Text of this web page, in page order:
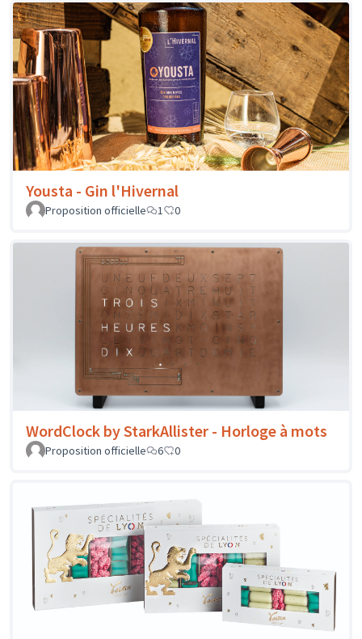
Yousta - Gin l'Hivernal
Proposition officielle 1 0
WordClock by StarkAllister - Horloge à mots
Proposition officielle 6 0